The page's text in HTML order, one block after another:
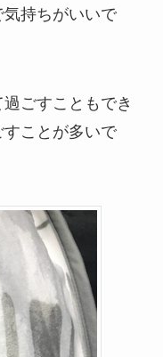
持ちがいいで
ごすこともでき
ことが多いで